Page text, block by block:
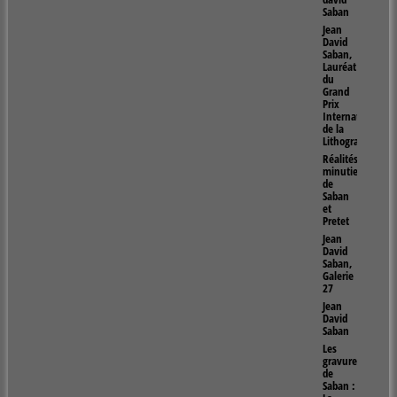
Saban
Jean
David
Saban,
Lauréat
du
Grand
Prix
Internationnal
de la
Lithographie
Réalités
minutieuses
de
Saban
et
Pretet
Jean
David
Saban,
Galerie
27
Jean
David
Saban
Les
gravures
de
Saban :